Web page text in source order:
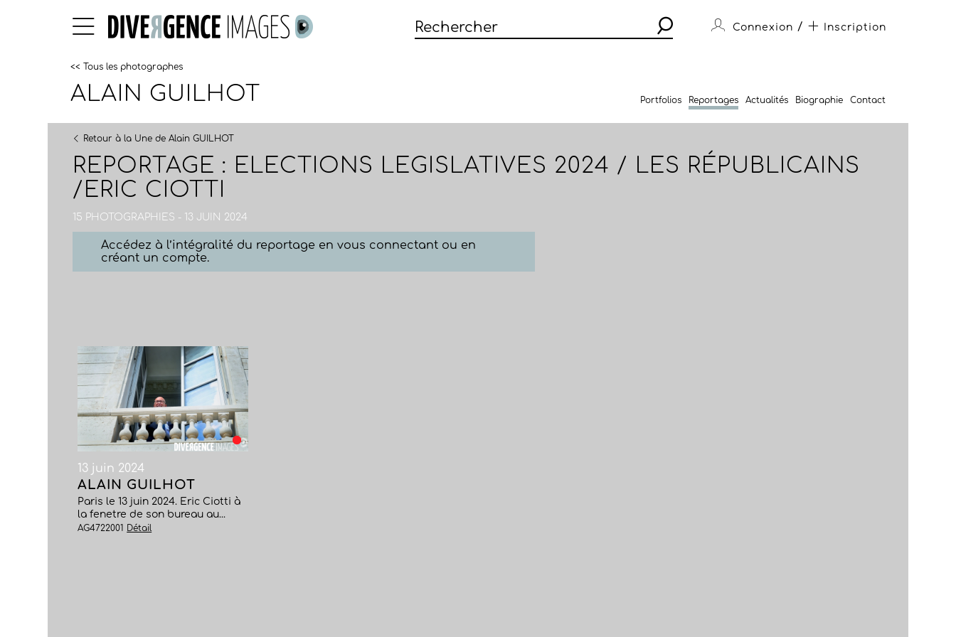
Connexion / Inscription
<< Tous les photographes
ALAIN GUILHOT Portfolios Reportages Actualités Biographie Contact
Retour à la Une de Alain GUILHOT
REPORTAGE : ELECTIONS LEGISLATIVES 2024 / LES RÉPUBLICAINS
/ERIC CIOTTI
15 PHOTOGRAPHIES - 13 JUIN 2024
Accédez à l’intégralité du reportage en vous connectant ou en
créant un compte.
13 juin 2024
ALAIN GUILHOT
Paris le 13 juin 2024. Eric Ciotti à
la fenetre de son bureau au...
AG4722001 Détail